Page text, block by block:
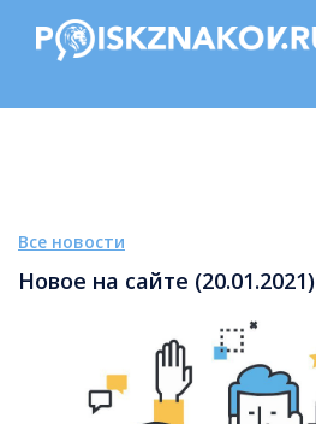
Все новости
Новое на сайте (20.01.2021)